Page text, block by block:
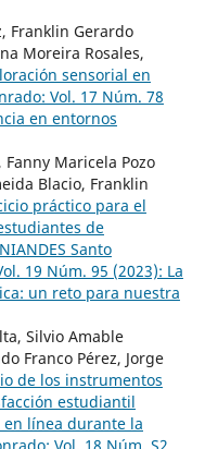
Franklin Gerardo
Moreira Rosales,
sensorial en
Vol. 17 Núm. 78
en entornos
Maricela Pozo
Blacio, Franklin
práctico para el
de
Santo
19 Núm. 95 (2023): La
un reto para nuestra
Silvio Amable
Franco Pérez, Jorge
de los instrumentos
estudiantil
línea durante la
Vol. 18 Núm. S2